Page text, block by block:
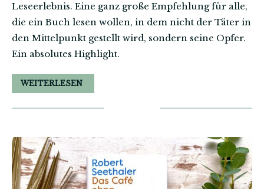
Leseerlebnis. Eine ganz große Empfehlung für alle,
die ein Buch lesen wollen, in dem nicht der Täter in
den Mittelpunkt gestellt wird, sondern seine Opfer.
Ein absolutes Highlight.
WEITERLESEN